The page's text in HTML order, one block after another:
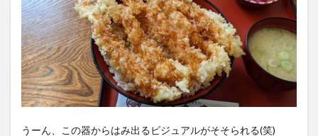
うーん、この器からはみ出るビジュアルがそそられる(笑)